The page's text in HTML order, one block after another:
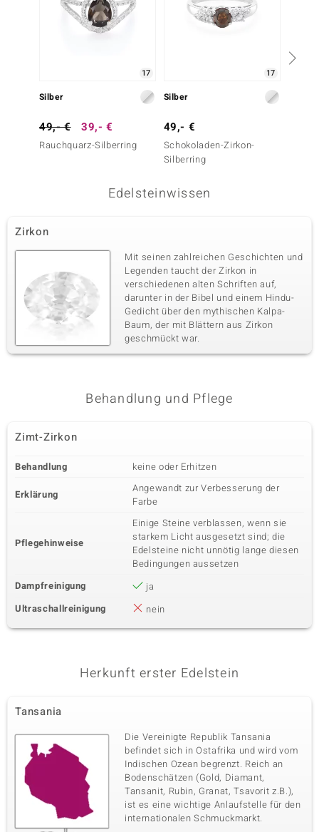
17
Silber
49,- € 39,- €
Rauchquarz-Silberring
17
Silber
49,- €
Schokoladen-Zirkon-
Silberring
Edelsteinwissen
Zirkon
Mit seinen zahlreichen Geschichten und
Legenden taucht der Zirkon in
verschiedenen alten Schriften auf,
darunter in der Bibel und einem Hindu-
Gedicht über den mythischen Kalpa-
Baum, der mit Blättern aus Zirkon
geschmückt war.
Behandlung und Pflege
Zimt-Zirkon
Behandlung keine oder Erhitzen
Erklärung
Angewandt zur Verbesserung der
Farbe
Pflegehinweise
Einige Steine verblassen, wenn sie
starkem Licht ausgesetzt sind; die
Edelsteine nicht unnötig lange diesen
Bedingungen aussetzen
Dampfreinigung
ja
Ultraschallreinigung
nein
Herkunft erster Edelstein
Tansania
Die Vereinigte Republik Tansania
befindet sich in Ostafrika und wird vom
Indischen Ozean begrenzt. Reich an
Bodenschätzen (Gold, Diamant,
Tansanit, Rubin, Granat, Tsavorit z.B.),
ist es eine wichtige Anlaufstelle für den
internationalen Schmuckmarkt.